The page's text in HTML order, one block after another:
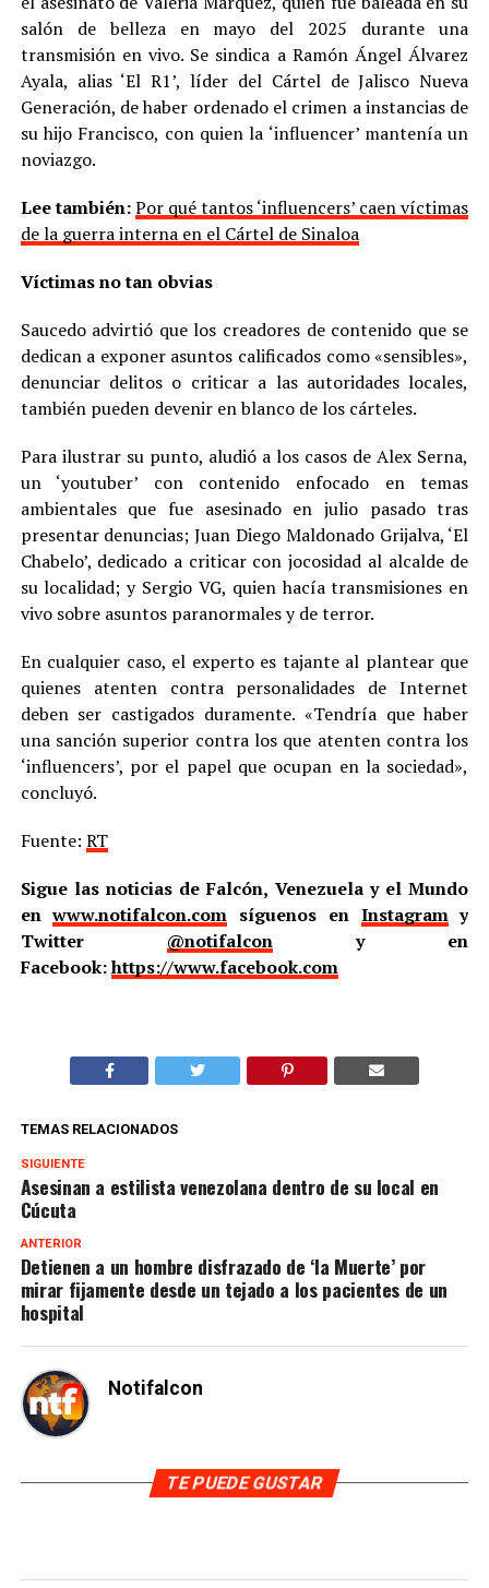
salón de belleza en mayo del 2025 durante una
transmisión en vivo. Se sindica a Ramón Ángel Álvarez
Ayala, alias ‘El R1’, líder del Cártel de Jalisco Nueva
Generación, de haber ordenado el crimen a instancias de
su hijo Francisco, con quien la ‘influencer’ mantenía un
noviazgo.
Lee también:Por qué tantos ‘influencers’ caen víctimas
de la guerra interna en el Cártel de Sinaloa
Víctimas no tan obvias
Saucedo advirtió que los creadores de contenido que se
dedican a exponer asuntos calificados como «sensibles»,
denunciar delitos o criticar a las autoridades locales,
también pueden devenir en blanco de los cárteles.
Para ilustrar su punto, aludió a los casos de Alex Serna,
un ‘youtuber’ con contenido enfocado en temas
ambientales que fue asesinado en julio pasado tras
presentar denuncias; Juan Diego Maldonado Grijalva, ‘El
Chabelo’, dedicado a criticar con jocosidad al alcalde de
su localidad; y Sergio VG, quien hacía transmisiones en
vivo sobre asuntos paranormales y de terror.
En cualquier caso, el experto es tajante al plantear que
quienes atenten contra personalidades de Internet
deben ser castigados duramente. «Tendría que haber
una sanción superior contra los que atenten contra los
‘influencers’, por el papel que ocupan en la sociedad»,
concluyó.
Fuente: RT
Sigue las noticias de Falcón, Venezuela y el Mundo
enwww.notifalcon.com síguenos en Instagramy
Twitter @notifalcony en
Facebook:https://www.facebook.com
TEMAS RELACIONADOS
SIGUIENTE
Asesinan a estilista venezolana dentro de su local en
Cúcuta
ANTERIOR
Detienen a un hombre disfrazado de ‘la Muerte’ por
mirar fijamente desde un tejado a los pacientes de un
hospital
Notifalcon
TE PUEDE GUSTAR